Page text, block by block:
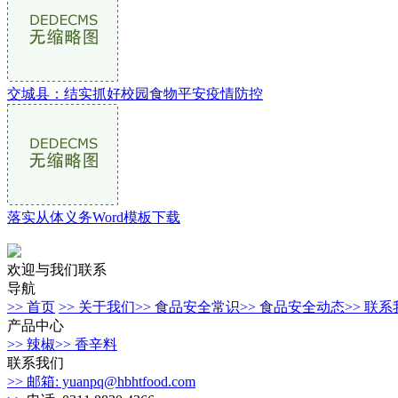
交城县：结实抓好校园食物平安疫情防控
落实从体义务Word模板下载
欢迎与我们联系
导航
>> 首页 >> 关于我们>> 食品安全常识>> 食品安全动态>> 联系
产品中心
>> 辣椒>> 香辛料
联系我们
>> 邮箱: yuanpq@hbhtfood.com